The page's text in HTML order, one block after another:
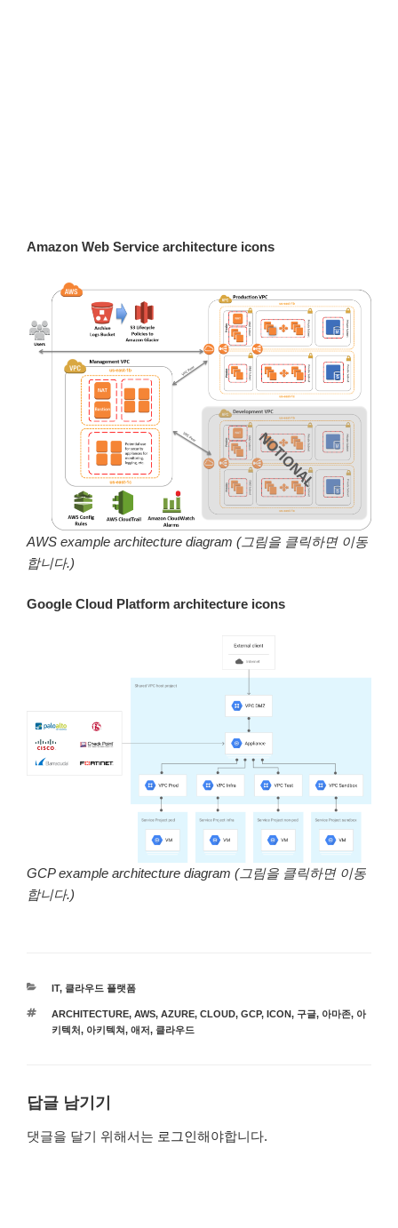
Amazon Web Service architecture icons
AWS example architecture diagram (그림을 클릭하면 이동
합니다.)
Google Cloud Platform architecture icons
GCP example architecture diagram (그림을 클릭하면 이동
합니다.)
카
고
리
IT, 클라우드 플랫폼
태
그
ARCHITECTURE, AWS, AZURE, CLOUD, GCP, ICON, 구글, 아마존, 아
키텍처, 아키텍쳐, 애저, 클라우드
답글 남기기
댓글을 달기 위해서는 로그인해야합니다.